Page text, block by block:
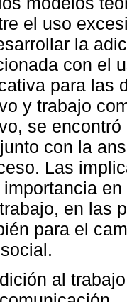
el uso
la
con el
para las
y trabajo
se
con la
Las
en las
para el
al